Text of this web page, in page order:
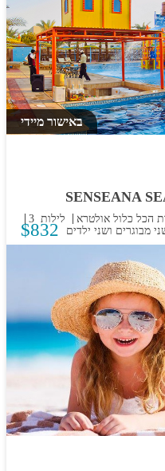
SENSEANA
3 לילות הכל כלול אולטרא
באישור מיידי
$832 מבוגרים ושני ילדים